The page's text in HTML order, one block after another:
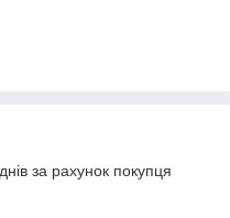
за рахунок покупця